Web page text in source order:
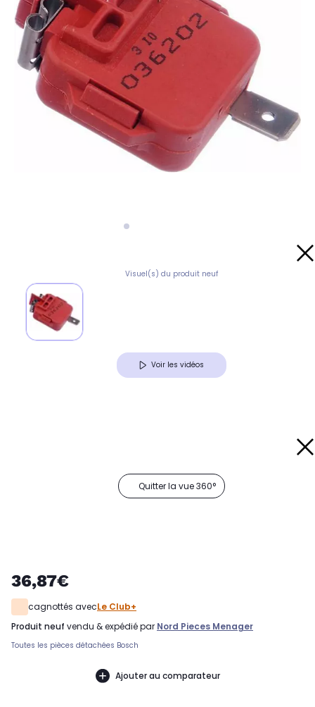
Visuel(s) du produit neuf
Voir les vidéos
Quitter la vue 360°
36,87€
cagnottés avecLe Club+
produit neuf vendu & expédié par Nord Pieces Menager
Toutes les pièces détachées Bosch
Ajouter au comparateur